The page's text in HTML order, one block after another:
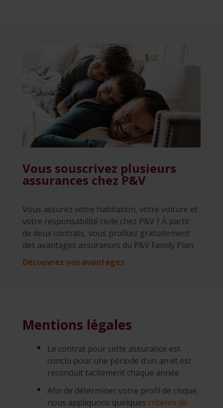
Vous souscrivez plusieurs
assurances chez P&V
Vous assurez votre habitation, votre voiture et
votre responsabilité civile chez P&V ? À partir
de deux contrats, vous profitez gratuitement
des avantages assurances du P&V Family Plan.
Découvrez vos avantages
Mentions légales
Le contrat pour cette assurance est
conclu pour une période d’un an et est
reconduit tacitement chaque année
Afin de déterminer votre profil de risque,
nous appliquons quelques critères de